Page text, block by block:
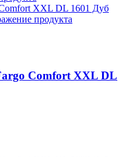
Comfort XXL DL